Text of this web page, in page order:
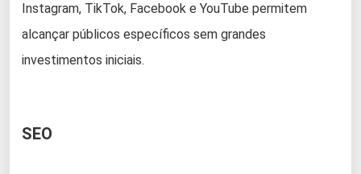
Instagram, TikTok, Facebook e YouTube permitem
alcançar públicos específicos sem grandes
investimentos iniciais.
SEO